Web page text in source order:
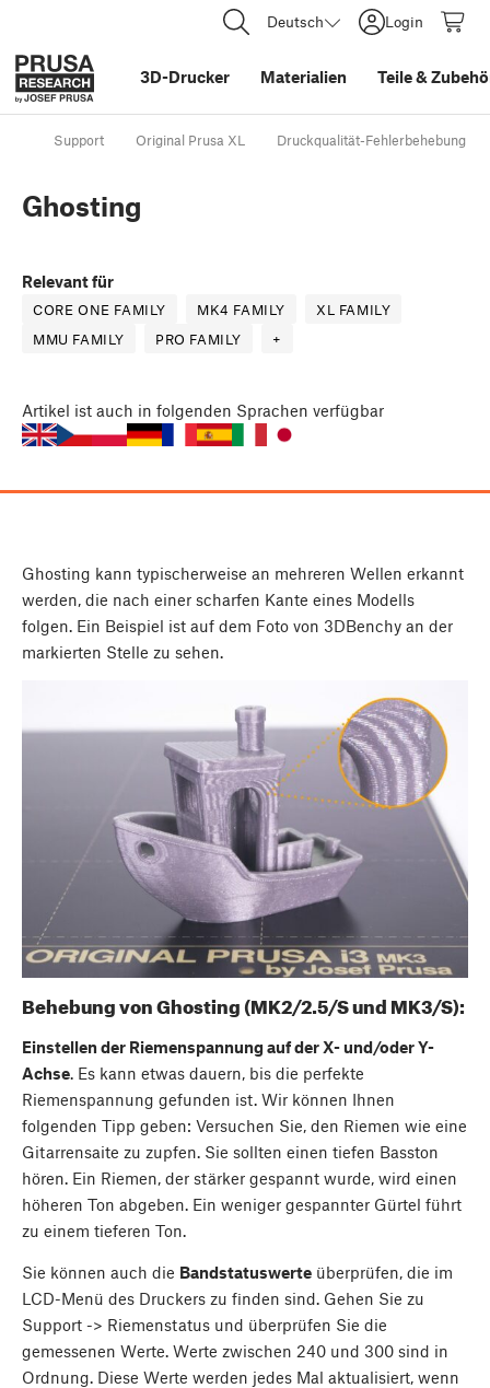
Deutsch Login
3D-Drucker Materialien Teile&
Support Original Prusa XL Druckqualität-Fehlerbehebung
Ghosting
Relevant für
CORE ONE FAMILY MK4 FAMILY
XL FAMILY
MMU FAMILY
PRO FAMILY +
Artikel ist auch in folgenden Sprachen verfügbar
Ghosting kann typischerweise an mehreren Wellen erkannt
werden, die nach einer scharfen Kante eines Modells
folgen. Ein Beispiel ist auf dem Foto von 3DBenchy an der
markierten Stelle zu sehen.
Behebung von Ghosting (MK2/2.5/S und MK3/S):
Einstellen der Riemenspannung auf der X- und/oder Y-
Achse. Es kann etwas dauern, bis die perfekte
Riemenspannung gefunden ist. Wir können Ihnen
folgenden Tipp geben: Versuchen Sie, den Riemen wie eine
Gitarrensaite zu zupfen. Sie sollten einen tiefen Basston
hören. Ein Riemen, der stärker gespannt wurde, wird einen
höheren Ton abgeben. Ein weniger gespannter Gürtel führt
zu einem tieferen Ton.
Sie können auch die Bandstatuswerte überprüfen, die im
LCD-Menü des Druckers zu finden sind. Gehen Sie zu
Support -> Riemenstatus und überprüfen Sie die
gemessenen Werte. Werte zwischen 240 und 300 sind in
Ordnung. Diese Werte werden jedes Mal aktualisiert, wenn